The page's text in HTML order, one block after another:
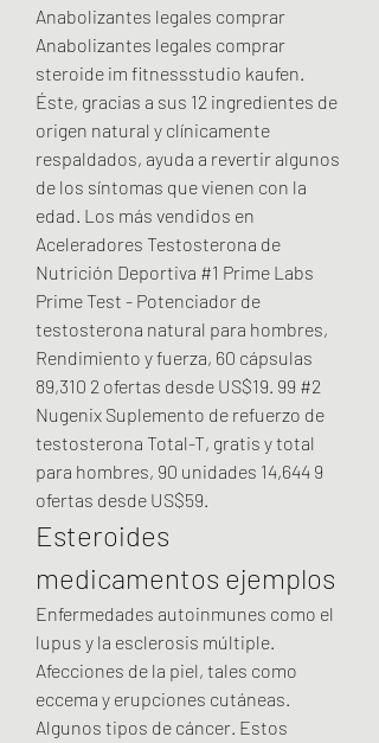
Anabolizantes legales comprar
Anabolizantes legales comprar
steroide im fitnessstudio kaufen.
Éste, gracias a sus 12 ingredientes de
origen natural y clínicamente
respaldados, ayuda a revertir algunos
de los síntomas que vienen con la
edad. Los más vendidos en
Aceleradores Testosterona de
Nutrición Deportiva #1 Prime Labs
Prime Test - Potenciador de
testosterona natural para hombres,
Rendimiento y fuerza, 60 cápsulas
89,310 2 ofertas desde US$19. 99 #2
Nugenix Suplemento de refuerzo de
testosterona Total-T, gratis y total
para hombres, 90 unidades 14,644 9
ofertas desde US$59.
Esteroides
medicamentos ejemplos
Enfermedades autoinmunes como el
lupus y la esclerosis múltiple.
Afecciones de la piel, tales como
eccema y erupciones cutáneas.
Algunos tipos de cáncer. Estos